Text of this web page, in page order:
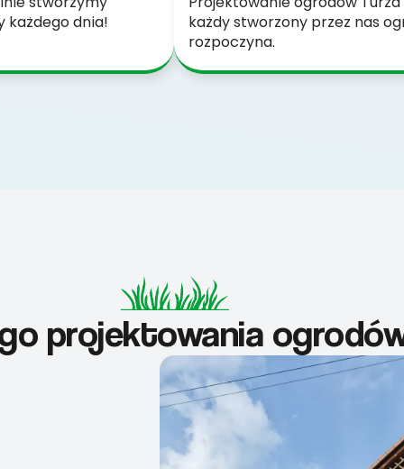
każdego dnia!
każdy stworzony przez nas
rozpoczyna.
projektowania